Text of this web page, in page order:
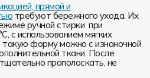
прямой и
требуют бережного ухода. Их
ручной стирки при
с использованием мягких
форму можно с изнаночной
ткани. После
прополоскать, не